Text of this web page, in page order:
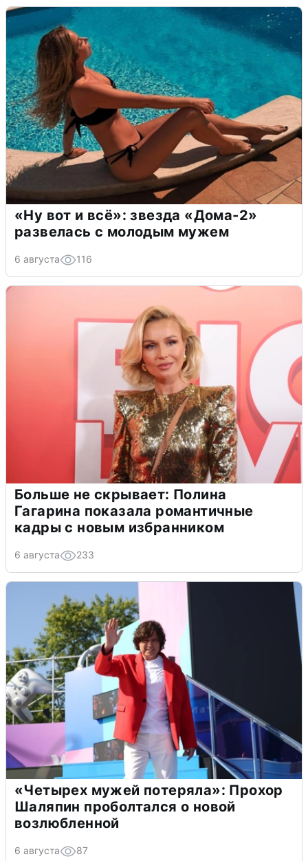
«Ну вот и всё»: звезда «Дома-2»
развелась с молодым мужем
6 августа 116
Больше не скрывает: Полина
Гагарина показала романтичные
кадры с новым избранником
6 августа 233
«Четырех мужей потеряла»: Прохор
Шаляпин проболтался о новой
возлюбленной
6 августа 87